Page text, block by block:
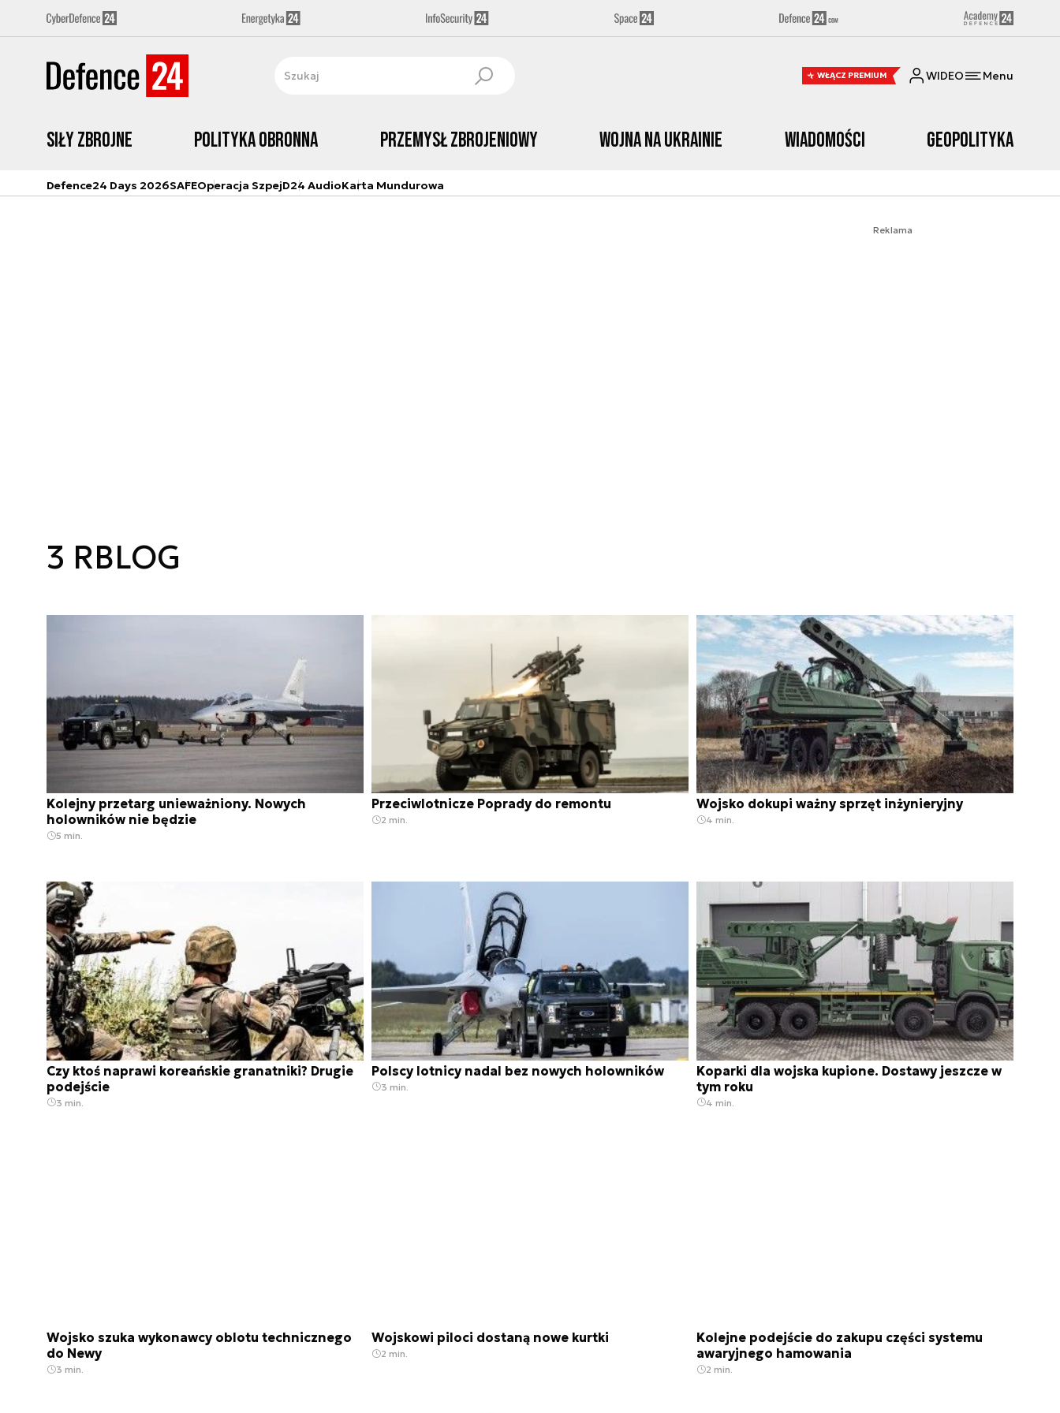
WŁĄCZ PREMIUM WIDEO Menu
Siły zbrojne Polityka obronna Przemysł Zbrojeniowy Wojna na Ukrainie Wiadomości Geopolityka
Defence24 Days 2026SAFEOperacja SzpejD24 AudioKarta Mundurowa
Reklama
3 RBLOG
Kolejny przetarg unieważniony. Nowych
holowników nie będzie
5 min.
Przeciwlotnicze Poprady do remontu
2 min.
Wojsko dokupi ważny sprzęt inżynieryjny
4 min.
Czy ktoś naprawi koreańskie granatniki? Drugie
podejście
3 min.
Polscy lotnicy nadal bez nowych holowników
3 min.
Koparki dla wojska kupione. Dostawy jeszcze w
tym roku
4 min.
Wojsko szuka wykonawcy oblotu technicznego
do Newy
3 min.
Wojskowi piloci dostaną nowe kurtki
2 min.
Kolejne podejście do zakupu części systemu
awaryjnego hamowania
2 min.